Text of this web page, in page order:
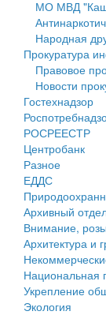
Правила
Генеральные
Проекты
Собрание
Городское
Сельские
МО МВД
Народная
Прокуратура
Правовое
Новости
Гостехнадзор
РОСРЕЕСТР
Центробанк
Разное
ЕДДС
Архивный
Внимание,
Архитектура и
Национальная
Укрепление
Экология